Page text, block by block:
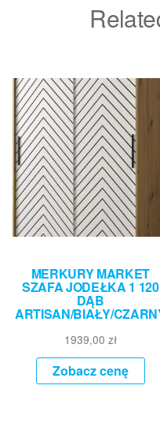
MERKURY MARKET
SZAFA JODEŁKA 1 120
DĄB
ARTISAN/BIAŁY/
1939,00 zł
Zobacz cenę